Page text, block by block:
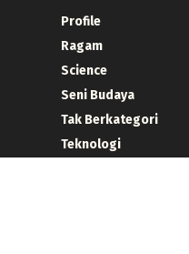
pound/
Profile
Ragam
Science
Seni Budaya
Tak Berkategori
Teknologi